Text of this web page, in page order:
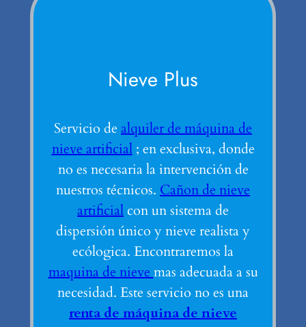
Nieve Plus
Servicio de alquiler de máquina de
nieve artificial; en exclusiva, donde
no es necesaria la intervención de
nuestros técnicos. Cañon de nieve
artificialcon un sistema de
dispersión único y nieve realista y
ecólogica. Encontraremos la
maquina de nieve mas adecuada a su
necesidad. Este servicio no es una
renta de máquina de nieve